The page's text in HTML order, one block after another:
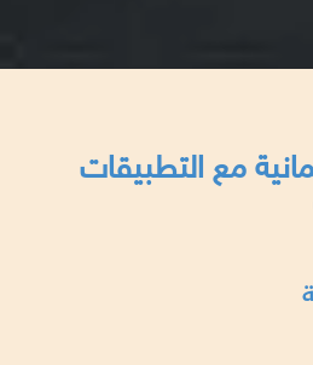
مع التطبيقات